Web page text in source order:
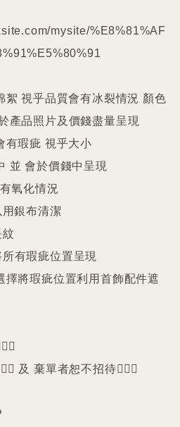
mysite/%E8%81%AF
絮 視乎品質會有冰裂情況 顏色
產品照片及價錢盡量呈現
有瑕疵 視乎大小
並 會於價錢中呈現
氧化情況
銀布清潔
紋
有瑕疵位置呈現
擇將瑕疵位置利用首飾配件遮
及 棄單者恕不招待🙇🏻‍♀️